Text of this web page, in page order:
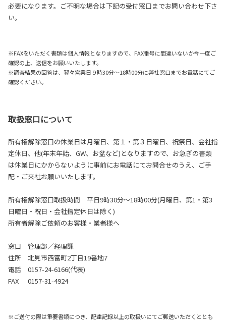
必要になります。ご不明な場合は下記の受付窓口までお問い合わせ下さ
い。
※FAXをいただく書類は個人情報となりますので、FAX番号に間違いないか今一度ご
確認の上、送信をお願いいたします。
※調査結果の回答は、翌々営業日９時30分～18時00分に弊社窓口までお電話にてご
確認ください。
取扱窓口について
所有権解除窓口の休業日は月曜日、第１・第３日曜日、祝祭日、会社指
定休日、他(年末年始、GW、お盆など)となりますので、お急ぎの書類
は休業日にかからないように事前にお電話にてお問合せのうえ、ご手
配・ご来社お願いいたします。
所有権解除窓口取扱時間 平日9時30分～18時00分(月曜日、第1・第3
日曜日・祝日・会社指定休日は除く)
所有者解除ご依頼のお客様・業者様へ
窓口 管理部／経理課
住所 北見市西富町2丁目19番地7
電話 0157-24-6166(代表)
FAX 0157-31-4924
※ご送付の際は重要書類につき、配達記録以上の取扱いにてご郵送いただくととも